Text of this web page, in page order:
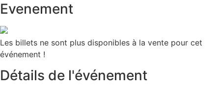
Evenement
Les billets ne sont plus disponibles à la vente pour cet
événement !
Détails de l'événement